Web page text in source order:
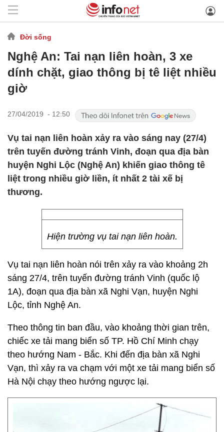
Đời sống
Nghệ An: Tai nạn liên hoàn, 3 xe
dính chặt, giao thông bị tê liệt nhiều
giờ
27/04/2019 - 12:50
Vụ tai nạn liên hoàn xảy ra vào sáng nay (27/4)
trên tuyến đường tránh Vinh, đoạn qua địa bàn
huyện Nghi Lộc (Nghệ An) khiến giao thông tê
liệt trong nhiều giờ liền, ít nhất 2 tài xế bị
thương.
Hiện trường vụ tai nạn liên hoàn.
Vụ tai nạn liên hoàn nói trên xảy ra vào khoảng 2h
sáng 27/4, trên tuyến đường tránh Vinh (quốc lộ
1A), đoạn qua địa bàn xã Nghi Vạn, huyện Nghi
Lộc, tỉnh Nghệ An.
Theo thông tin ban đầu, vào khoảng thời gian trên,
chiếc xe tải mang biển số TP. Hồ Chí Minh chạy
theo hướng Nam - Bắc. Khi đến địa bàn xã Nghi
Vạn, thì xảy ra va chạm với một xe tải mang biển số
Hà Nội chạy theo hướng ngược lại.